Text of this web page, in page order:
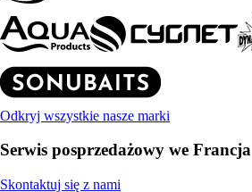
Odkryj wszystkie nasze marki
Serwis posprzedażowy we Francja
Skontaktuj się z nami